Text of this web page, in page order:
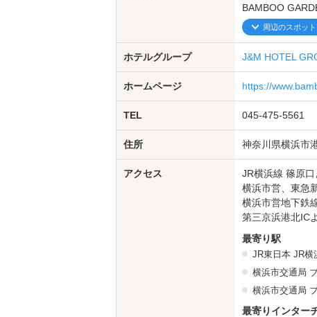
＊重要：提携駐
名鉄協商パーキングorくらし
詳細はお電
★客室に
カラオケ
＊新規
「メンバーランク
土・日・祝日も割引
BAMBOO
周辺のスポッ
ホテルグループ J&M HOTEL
ホームページ https://
TEL 045-475-5561
住所 神奈川県横浜市
アクセス
JR横浜線 篠原
横浜市営、東急
横浜市営地下鉄
第三京浜港北IC
最寄り駅
JR東日本 JR横
横浜市交通局
横浜市交通局
最寄りインター